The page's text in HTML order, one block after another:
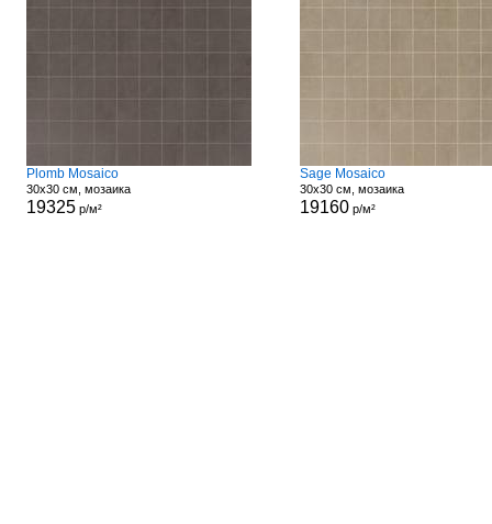
Plomb Mosaico
30x30 см, мозаика
19325р/м²
Sage Mosaico
30x30 см, мозаика
19160р/м²